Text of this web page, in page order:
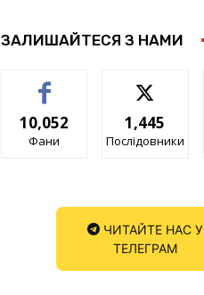
ЗАЛИШАЙТЕСЯ З НАМИ
10,052
Фани
1,445
Послідовники
ЧИТАЙТЕ НАС У
ТЕЛЕГРАМ